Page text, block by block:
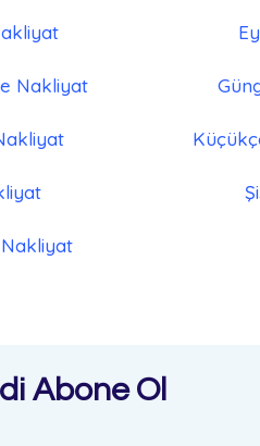
Nakliyat
Abone Ol